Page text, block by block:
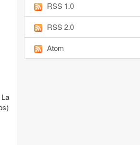
RSS 1.0
RSS 2.0
Atom